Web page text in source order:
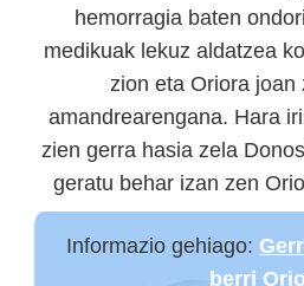
hemorragia baten
medikuak lekuz aldatzea
zion eta Oriora joan
amandrearengana. Hara
zien gerra hasia zela
geratu behar izan zen
Informazio gehiago:
berri